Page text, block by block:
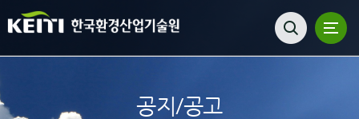
공지/공고